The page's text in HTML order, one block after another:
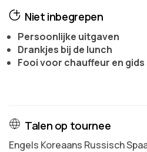
Niet inbegrepen
Persoonlijke uitgaven
Drankjes bij de lunch
Fooi voor chauffeur en gids
Talen op tournee
Engels Koreaans Russisch